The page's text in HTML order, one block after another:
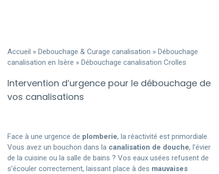
Accueil » Debouchage & Curage canalisation » Débouchage
canalisation en Isère » Débouchage canalisation Crolles
Intervention d’urgence pour le débouchage de
vos canalisations
Face à une urgence de plomberie, la réactivité est primordiale.
Vous avez un bouchon dans la canalisation de douche, l’évier
de la cuisine ou la salle de bains ? Vos eaux usées refusent de
s’écouler correctement, laissant place à des mauvaises